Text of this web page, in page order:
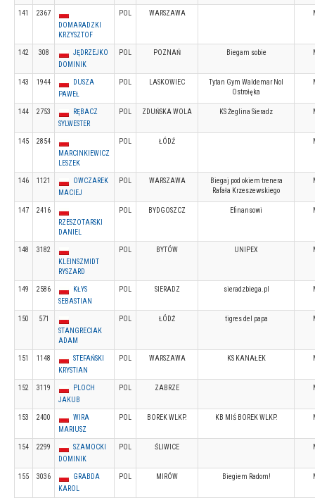
141
2367
DOMARADZKI
KRZYSZTOF
POL WARSZAWA
142 308
JĘDRZEJKO
DOMINIK
POL POZNAŃ Biegam sobie
143 1944
DUSZA
PAWEŁ
POL LASKOWIEC
Tytan Gym Waldemar Nol
Ostrołęka
144 2753
RĘBACZ
SYLWESTER
POL ZDUŃSKA WOLA KS Żeglina Sieradz
145
2854
MARCINKIEWICZ
LESZEK
POL ŁÓDŹ
146 1121
OWCZAREK
MACIEJ
POL WARSZAWA
Biegaj pod okiem trenera
Rafała Krzeszewskiego
147
2416
RZESZOTARSKI
DANIEL
POL BYDGOSZCZ Efinansowi
148
3182
KLEINSZMIDT
RYSZARD
POL BYTÓW UNIPEX
149 2586
KŁYS
SEBASTIAN
POL SIERADZ sieradzbiega.pl
150
571
STANGRECIAK
ADAM
POL ŁÓDŹ tigres del papa
151 1148
STEFAŃSKI
KRYSTIAN
POL WARSZAWA KS KANAŁEK
152 3119
PLOCH
JAKUB
POL ZABRZE
153 2400
WIRA
MARIUSZ
POL BOREK WLKP. KB MIŚ BOREK WLKP.
154 2299
SZAMOCKI
DOMINIK
POL ŚLIWICE
155 3036
GRABDA
KAROL
POL MIRÓW Biegiem Radom!